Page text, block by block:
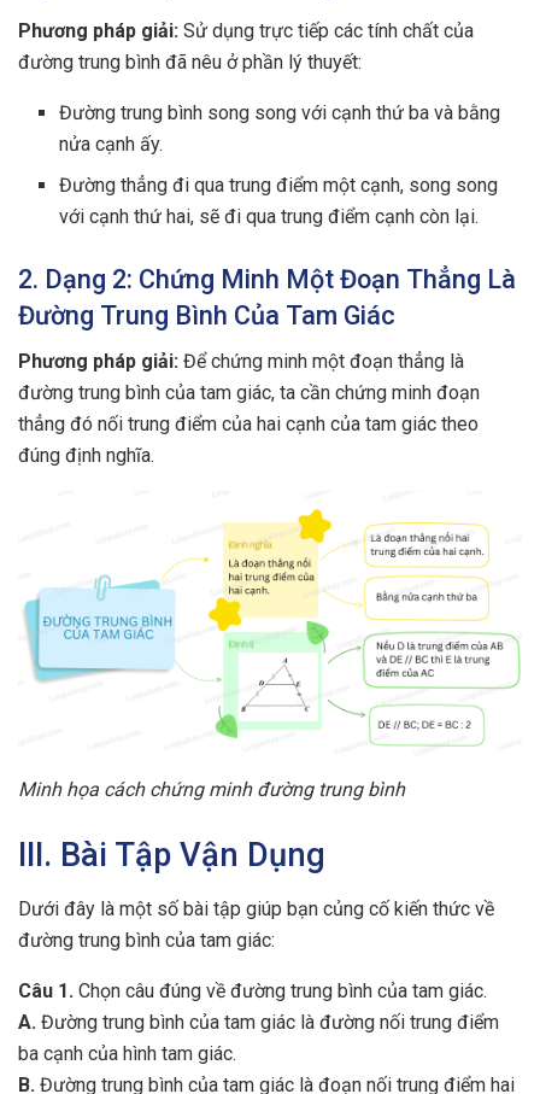
Phương pháp giải: Sử dụng trực tiếp các tính chất của
đường trung bình đã nêu ở phần lý thuyết:
Đường trung bình song song với cạnh thứ ba và bằng
nửa cạnh ấy.
Đường thẳng đi qua trung điểm một cạnh, song song
với cạnh thứ hai, sẽ đi qua trung điểm cạnh còn lại.
2. Dạng 2: Chứng Minh Một Đoạn Thẳng Là
Đường Trung Bình Của Tam Giác
Phương pháp giải: Để chứng minh một đoạn thẳng là
đường trung bình của tam giác, ta cần chứng minh đoạn
thẳng đó nối trung điểm của hai cạnh của tam giác theo
đúng định nghĩa.
Minh họa cách chứng minh đường trung bình
III. Bài Tập Vận Dụng
Dưới đây là một số bài tập giúp bạn củng cố kiến thức về
đường trung bình của tam giác:
Câu 1. Chọn câu đúng về đường trung bình của tam giác.
A. Đường trung bình của tam giác là đường nối trung điểm
ba cạnh của hình tam giác.
B. Đường trung bình của tam giác là đoạn nối trung điểm hai